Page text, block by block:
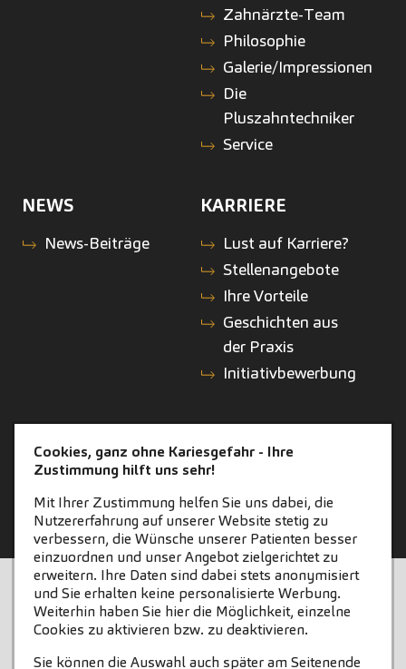
Zahnärzte-Team
Philosophie
Galerie/Impressionen
Die
Pluszahntechniker
Service
NEWS
News-Beiträge
KARRIERE
Lust auf Karriere?
Stellenangebote
Ihre Vorteile
Geschichten aus
der Praxis
Initiativbewerbung
Kontakt
STARTSEITE
KONTAKT
COOKIE-EINSTELLUNGEN
IMPRESSUM
DATENSCHUTZ
Cookies, ganz ohne Kariesgefahr - Ihre
Zustimmung hilft uns sehr!
Mit Ihrer Zustimmung helfen Sie uns dabei, die
Nutzererfahrung auf unserer Website stetig zu
verbessern, die Wünsche unserer Patienten besser
einzuordnen und unser Angebot zielgerichtet zu
erweitern. Ihre Daten sind dabei stets anonymisiert
und Sie erhalten keine personalisierte Werbung.
Weiterhin haben Sie hier die Möglichkeit, einzelne
Cookies zu aktivieren bzw. zu deaktivieren.
Sie können die Auswahl auch später am Seitenende